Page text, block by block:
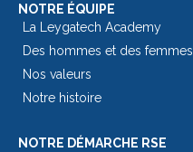
NOTRE ÉQUIPE
La Leygatech Academy
Des hommes et des femmes
Nos valeurs
Notre histoire
NOTRE DÉMARCHE RSE